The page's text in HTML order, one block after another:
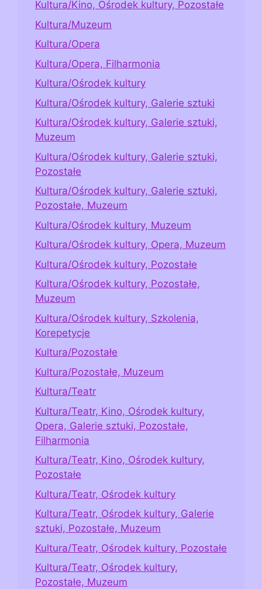
Kultura/Kino, Ośrodek kultury, Pozostałe
Kultura/Muzeum
Kultura/Opera
Kultura/Opera, Filharmonia
Kultura/Ośrodek kultury
Kultura/Ośrodek kultury, Galerie sztuki
Kultura/Ośrodek kultury, Galerie sztuki,
Muzeum
Kultura/Ośrodek kultury, Galerie sztuki,
Pozostałe
Kultura/Ośrodek kultury, Galerie sztuki,
Pozostałe, Muzeum
Kultura/Ośrodek kultury, Muzeum
Kultura/Ośrodek kultury, Opera, Muzeum
Kultura/Ośrodek kultury, Pozostałe
Kultura/Ośrodek kultury, Pozostałe,
Muzeum
Kultura/Ośrodek kultury, Szkolenia,
Korepetycje
Kultura/Pozostałe
Kultura/Pozostałe, Muzeum
Kultura/Teatr
Kultura/Teatr, Kino, Ośrodek kultury,
Opera, Galerie sztuki, Pozostałe,
Filharmonia
Kultura/Teatr, Kino, Ośrodek kultury,
Pozostałe
Kultura/Teatr, Ośrodek kultury
Kultura/Teatr, Ośrodek kultury, Galerie
sztuki, Pozostałe, Muzeum
Kultura/Teatr, Ośrodek kultury, Pozostałe
Kultura/Teatr, Ośrodek kultury,
Pozostałe, Muzeum